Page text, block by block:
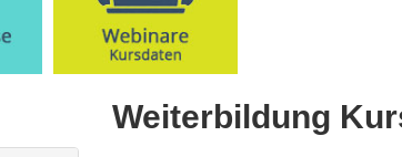
Weiterbildung